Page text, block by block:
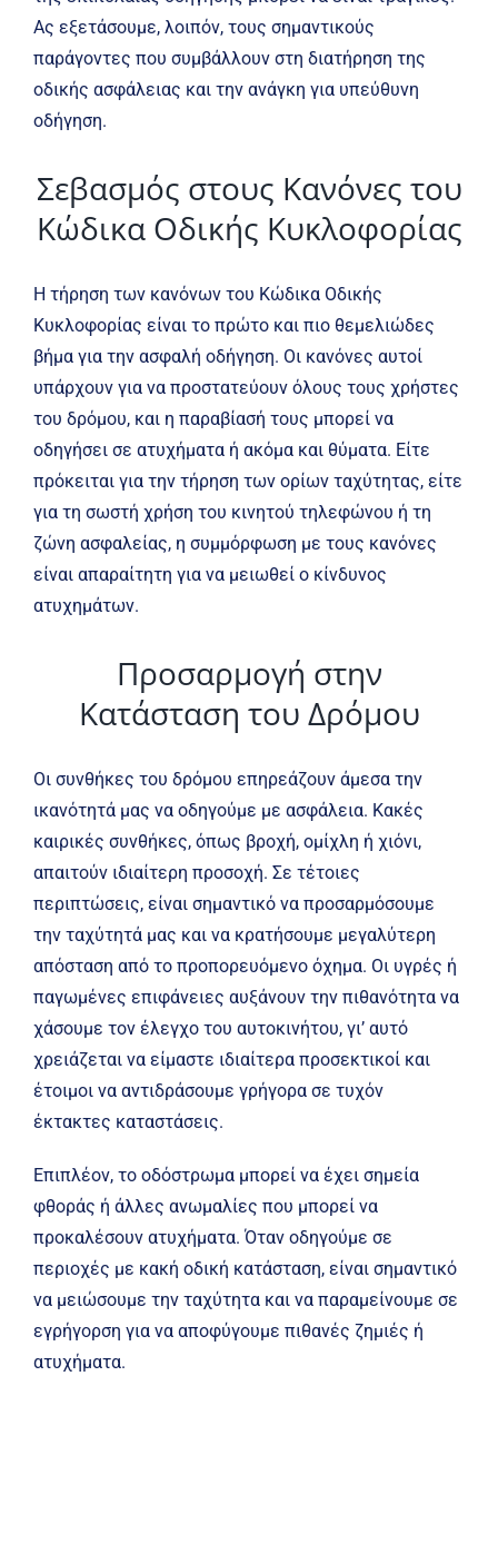
Ας εξετάσουμε, λοιπόν, τους σημαντικούς
παράγοντες που συμβάλλουν στη διατήρηση της
οδικής ασφάλειας και την ανάγκη για υπεύθυνη
οδήγηση.
Σεβασμός στους Κανόνες του
Κώδικα Οδικής Κυκλοφορίας
Η τήρηση των κανόνων του Κώδικα Οδικής
Κυκλοφορίας είναι το πρώτο και πιο θεμελιώδες
βήμα για την ασφαλή οδήγηση. Οι κανόνες αυτοί
υπάρχουν για να προστατεύουν όλους τους χρήστες
του δρόμου, και η παραβίασή τους μπορεί να
οδηγήσει σε ατυχήματα ή ακόμα και θύματα. Είτε
πρόκειται για την τήρηση των ορίων ταχύτητας, είτε
για τη σωστή χρήση του κινητού τηλεφώνου ή τη
ζώνη ασφαλείας, η συμμόρφωση με τους κανόνες
είναι απαραίτητη για να μειωθεί ο κίνδυνος
ατυχημάτων.
Προσαρμογή στην
Κατάσταση του Δρόμου
Οι συνθήκες του δρόμου επηρεάζουν άμεσα την
ικανότητά μας να οδηγούμε με ασφάλεια. Κακές
καιρικές συνθήκες, όπως βροχή, ομίχλη ή χιόνι,
απαιτούν ιδιαίτερη προσοχή. Σε τέτοιες
περιπτώσεις, είναι σημαντικό να προσαρμόσουμε
την ταχύτητά μας και να κρατήσουμε μεγαλύτερη
απόσταση από το προπορευόμενο όχημα. Οι υγρές ή
παγωμένες επιφάνειες αυξάνουν την πιθανότητα να
χάσουμε τον έλεγχο του αυτοκινήτου, γι’ αυτό
χρειάζεται να είμαστε ιδιαίτερα προσεκτικοί και
έτοιμοι να αντιδράσουμε γρήγορα σε τυχόν
έκτακτες καταστάσεις.
Επιπλέον, το οδόστρωμα μπορεί να έχει σημεία
φθοράς ή άλλες ανωμαλίες που μπορεί να
προκαλέσουν ατυχήματα. Όταν οδηγούμε σε
περιοχές με κακή οδική κατάσταση, είναι σημαντικό
να μειώσουμε την ταχύτητα και να παραμείνουμε σε
εγρήγορση για να αποφύγουμε πιθανές ζημιές ή
ατυχήματα.